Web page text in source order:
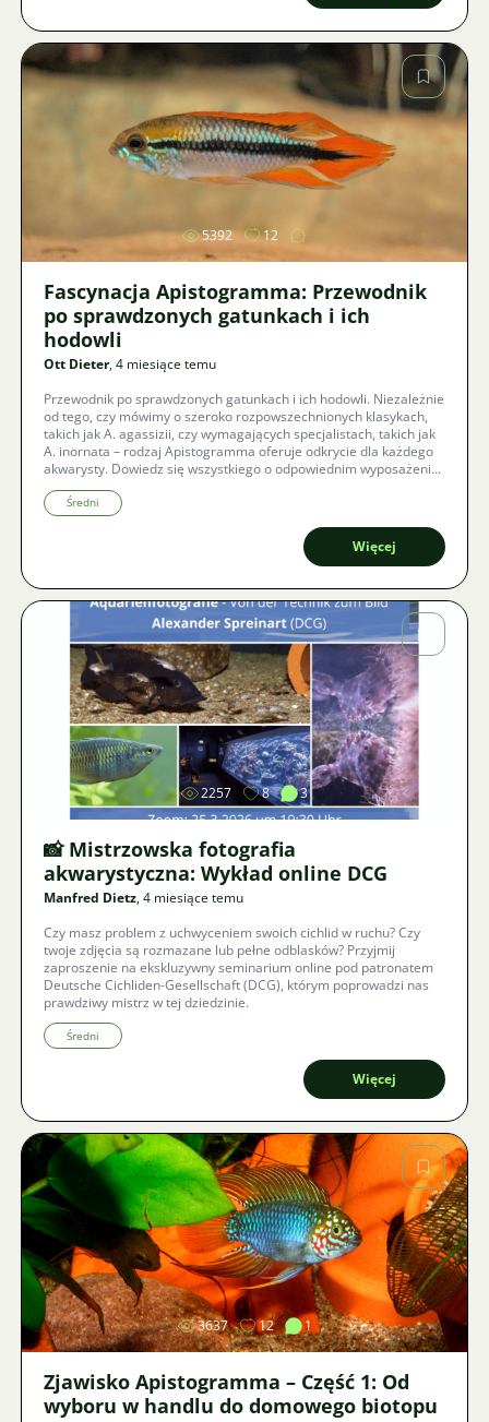
Zdjęcie
5392 12
Fascynacja Apistogramma: Przewodnik
po sprawdzonych gatunkach i ich
hodowli
Ott Dieter, 4 miesiące temu
Przewodnik po sprawdzonych gatunkach i ich hodowli. Niezależnie
od tego, czy mówimy o szeroko rozpowszechnionych klasykach,
takich jak A. agassizii, czy wymagających specjalistach, takich jak
A. inornata – rodzaj Apistogramma oferuje odkrycie dla każdego
akwarysty. Dowiedz się wszystkiego o odpowiednim wyposażeniu,
niezbędnych parametrach wody i dlaczego to właśnie niepozorne
gatunki czasami opowiadają najciekawsze historie.
Średni
Więcej
Zdjęcie
2257 8 3
📸 Mistrzowska fotografia
akwarystyczna: Wykład online DCG
Manfred Dietz, 4 miesiące temu
Czy masz problem z uchwyceniem swoich cichlid w ruchu? Czy
twoje zdjęcia są rozmazane lub pełne odblasków? Przyjmij
zaproszenie na ekskluzywny seminarium online pod patronatem
Deutsche Cichliden-Gesellschaft (DCG), którym poprowadzi nas
prawdziwy mistrz w tej dziedzinie.
Średni
Więcej
Zdjęcie
3637 12 1
Zjawisko Apistogramma – Część 1: Od
wyboru w handlu do domowego biotopu